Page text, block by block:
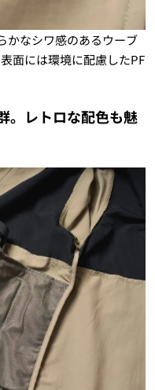
かなシワ感のあるウーブ
面には環境に配慮したPF
。レトロな配色も魅